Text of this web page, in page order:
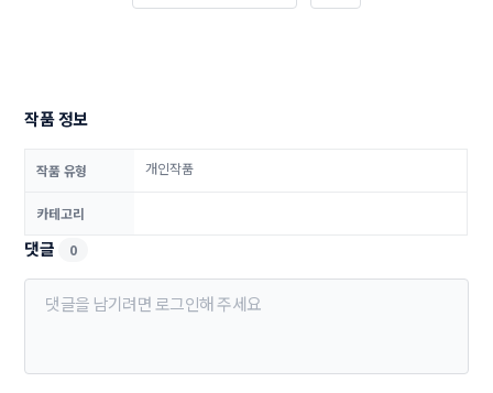
작품 정보
작품 유형 개인작품
카테고리
댓글 0